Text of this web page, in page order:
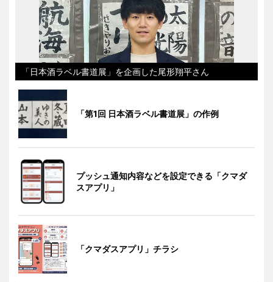
「日本酒ラベル書道展」を企画した尾形翔平さん
「第1回 日本酒ラベル書道展」の作例
プッシュ通知内容などを設定できる「クマダ
スアプリ」
「クマダスアプリ」チラシ